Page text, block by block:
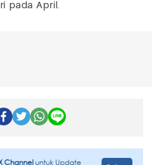
pada April.
Channeluntuk Update